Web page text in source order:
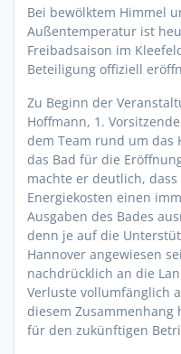
Bei bewölktem Himmel
Außentemperatur ist
Freibadsaison im
Beteiligung offiziell
Zu Beginn der
Hoffmann, 1.
dem Team rund um das
das Bad für die
machte er deutlich, dass
Energiekosten einen
Ausgaben des Bades
denn je auf die
Hannover angewiesen
nachdrücklich an die
Verluste vollumfänglich
diesem Zusammenhang
für den zukünftigen